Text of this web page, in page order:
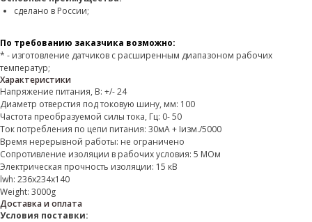
сделано в России;
По требованию заказчика возможно:
* - изготовление датчиков с расширенным диапазоном рабочих
температур;
Характеристики
Напряжение питания, В: +/- 24
Диаметр отверстия под токовую шину, мм: 100
Частота преобразуемой силы тока, Гц: 0- 50
Ток потребления по цепи питания: 30мА + Iизм./5000
Время нерерывной работы: не ограничено
Сопротивление изоляции в рабочих условия: 5 МОм
Электрическая прочность изоляции: 15 кВ
lwh: 236x234x140
Weight: 3000g
Доставка и оплата
Условия поставки: